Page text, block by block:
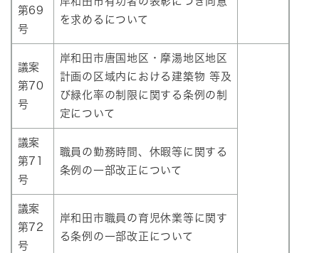
第69
号
を求めるについて
議案
第70
号
岸和田市唐国地区・摩湯地区地区
計画の区域内における建築物 等及
び緑化率の制限に関する条例の制
定について
議案
第71
号
職員の勤務時間、休暇等に関する
条例の一部改正について
議案
第72
号
岸和田市職員の育児休業等に関す
る条例の一部改正について